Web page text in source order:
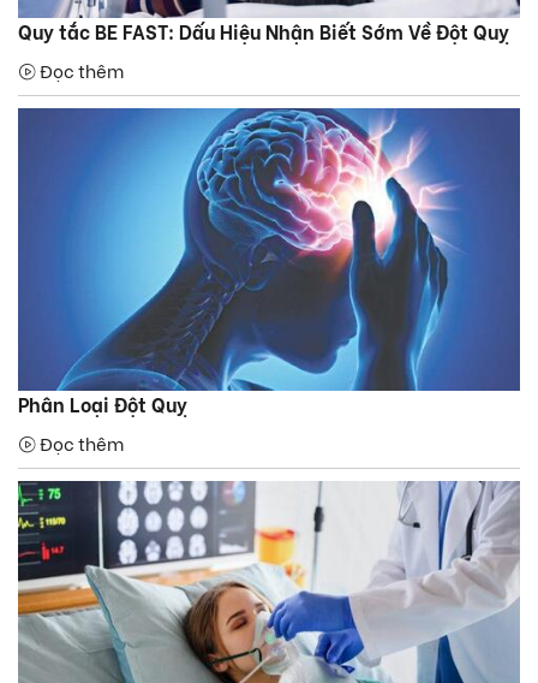
Quy tắc BE FAST: Dấu Hiệu Nhận Biết Sớm Về Đột Quỵ
Đọc thêm
Phân Loại Đột Quỵ
Đọc thêm